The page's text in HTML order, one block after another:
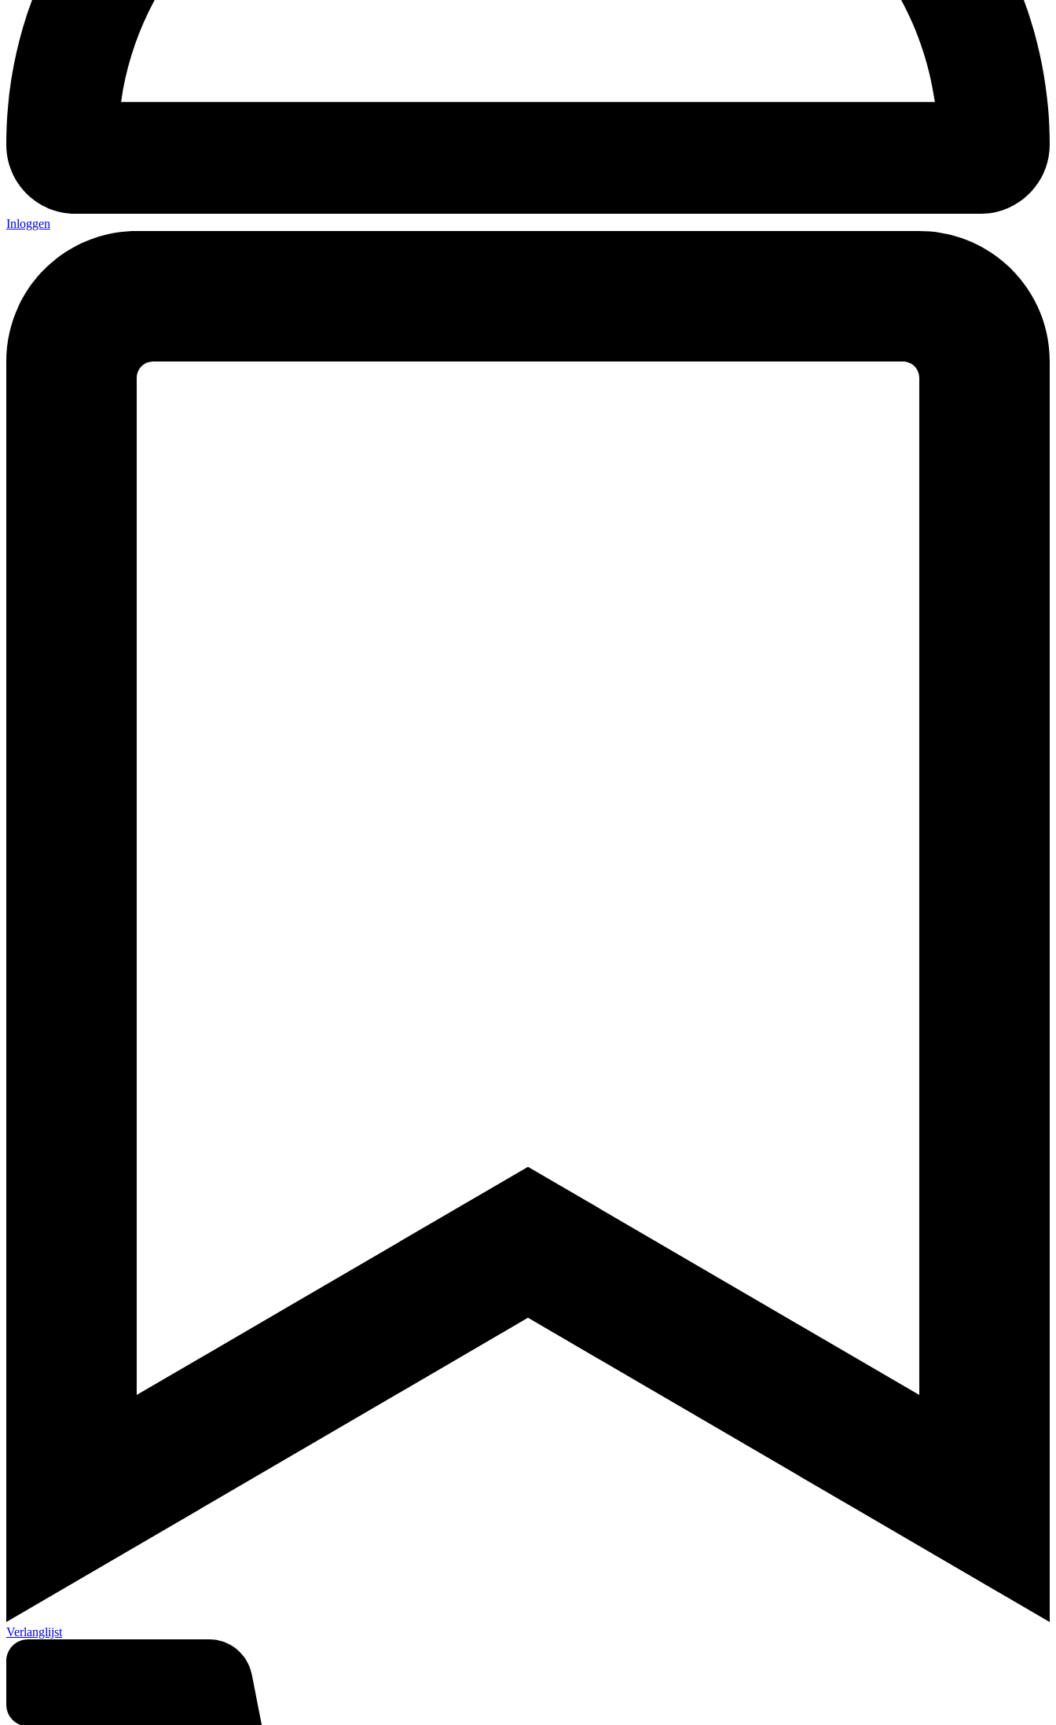
Inloggen
Verlanglijst